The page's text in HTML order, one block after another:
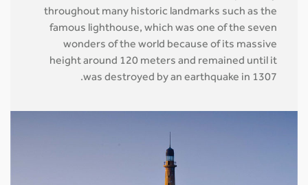
throughout many historic landmarks such as the
famous lighthouse, which was one of the seven
wonders of the world because of its massive
height around 120 meters and remained until it
was destroyed by an earthquake in 1307.